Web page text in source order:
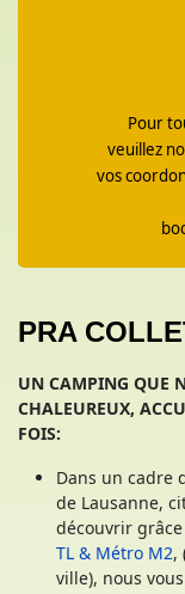
Pour
veuillez
vos
PRA
UN CAMPING QUE
CHALEUREUX,
FOIS:
Dans un cadre
de Lausanne,
découvrir
TL & Métro M2,
ville), nous